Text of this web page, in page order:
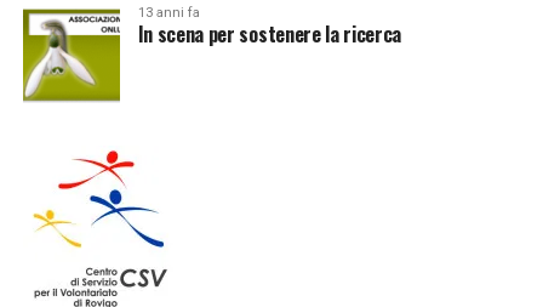
13 anni fa
In scena per sostenere la ricerca